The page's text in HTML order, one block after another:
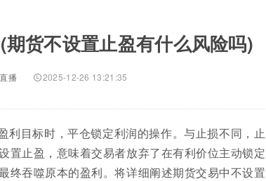
货不设置止盈有什么风险吗)
播 2025-12-26 13:21:35
利目标时，平仓锁定利润的操作。与止损不同，止
置止盈，意味着交易者放弃了在有利价位主动锁定
终吞噬原本的盈利。将详细阐述期货交易中不设置